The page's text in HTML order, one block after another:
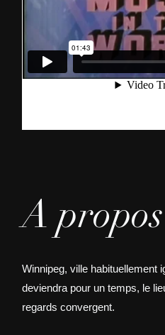
A
Winnipeg, ville habituellement
deviendra pour un temps, le
regards convergent.